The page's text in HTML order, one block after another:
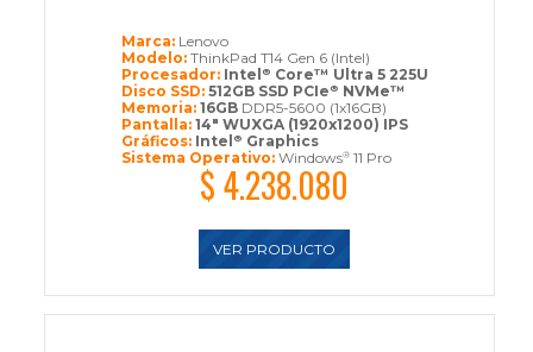
$ 4.238.080
VER PRODUCTO
Marca: Lenovo
Modelo: ThinkPad T14 Gen 6 (Intel)
Procesador: Intel ® Core™ Ultra 5 225U
Disco SSD: 512GB SSD PCIe ® NVMe™
Memoria: 16GBDDR5-5600 (1x16GB)
Pantalla: 14" WUXGA (1920x1200) IPS
Gráficos: Intel ® Graphics
Sistema Operativo: Windows®11 Pro